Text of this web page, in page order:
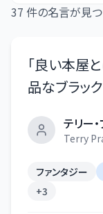
37 件の名言が見
「良い本屋
品なブラッ
テリー
Terry
ファンタジー
+3